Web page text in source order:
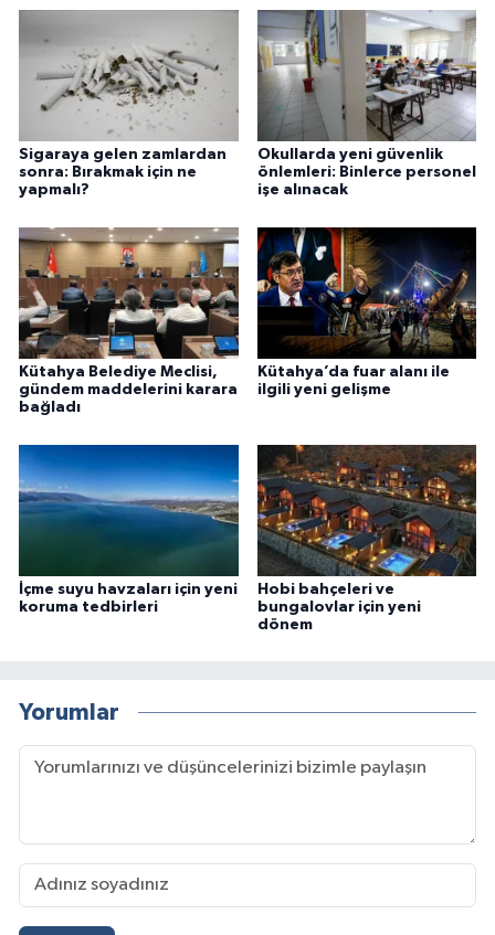
Sigaraya gelen zamlardan
sonra: Bırakmak için ne
yapmalı?
Okullarda yeni güvenlik
önlemleri: Binlerce personel
işe alınacak
Kütahya Belediye Meclisi,
gündem maddelerini karara
bağladı
Kütahya’da fuar alanı ile
ilgili yeni gelişme
İçme suyu havzaları için yeni
koruma tedbirleri
Hobi bahçeleri ve
bungalovlar için yeni
dönem
Yorumlar